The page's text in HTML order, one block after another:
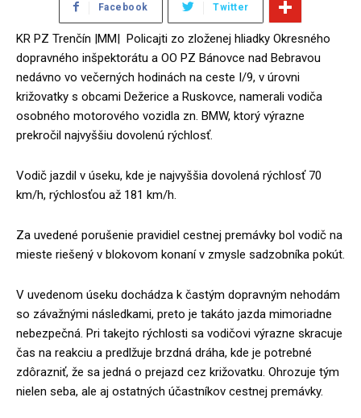
Facebook Twitter
KR PZ Trenčín |MM| Policajti zo zloženej hliadky Okresného
dopravného inšpektorátu a OO PZ Bánovce nad Bebravou
nedávno vo večerných hodinách na ceste I/9, v úrovni
križovatky s obcami Dežerice a Ruskovce, namerali vodiča
osobného motorového vozidla zn. BMW, ktorý výrazne
prekročil najvyššiu dovolenú rýchlosť.
Vodič jazdil v úseku, kde je najvyššia dovolená rýchlosť 70
km/h, rýchlosťou až 181 km/h.
Za uvedené porušenie pravidiel cestnej premávky bol vodič na
mieste riešený v blokovom konaní v zmysle sadzobníka pokút.
V uvedenom úseku dochádza k častým dopravným nehodám
so závažnými následkami, preto je takáto jazda mimoriadne
nebezpečná. Pri takejto rýchlosti sa vodičovi výrazne skracuje
čas na reakciu a predlžuje brzdná dráha, kde je potrebné
zdôrazniť, že sa jedná o prejazd cez križovatku. Ohrozuje tým
nielen seba, ale aj ostatných účastníkov cestnej premávky.